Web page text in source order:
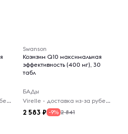
Virelle - доставка из-за рубежа
Swanson
Коэнзим Q10 максимальная
эффективность (400 мг), 30
табл
БАДы
Virelle - доставка из-за рубежа
2 583 -9% 2 841